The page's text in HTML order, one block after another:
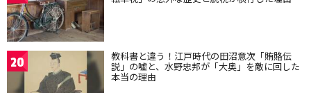
20 教科書と違う！江戸時代の田沼意次「賄賂伝
説」の嘘と、水野忠邦が「大奥」を敵に回した
本当の理由